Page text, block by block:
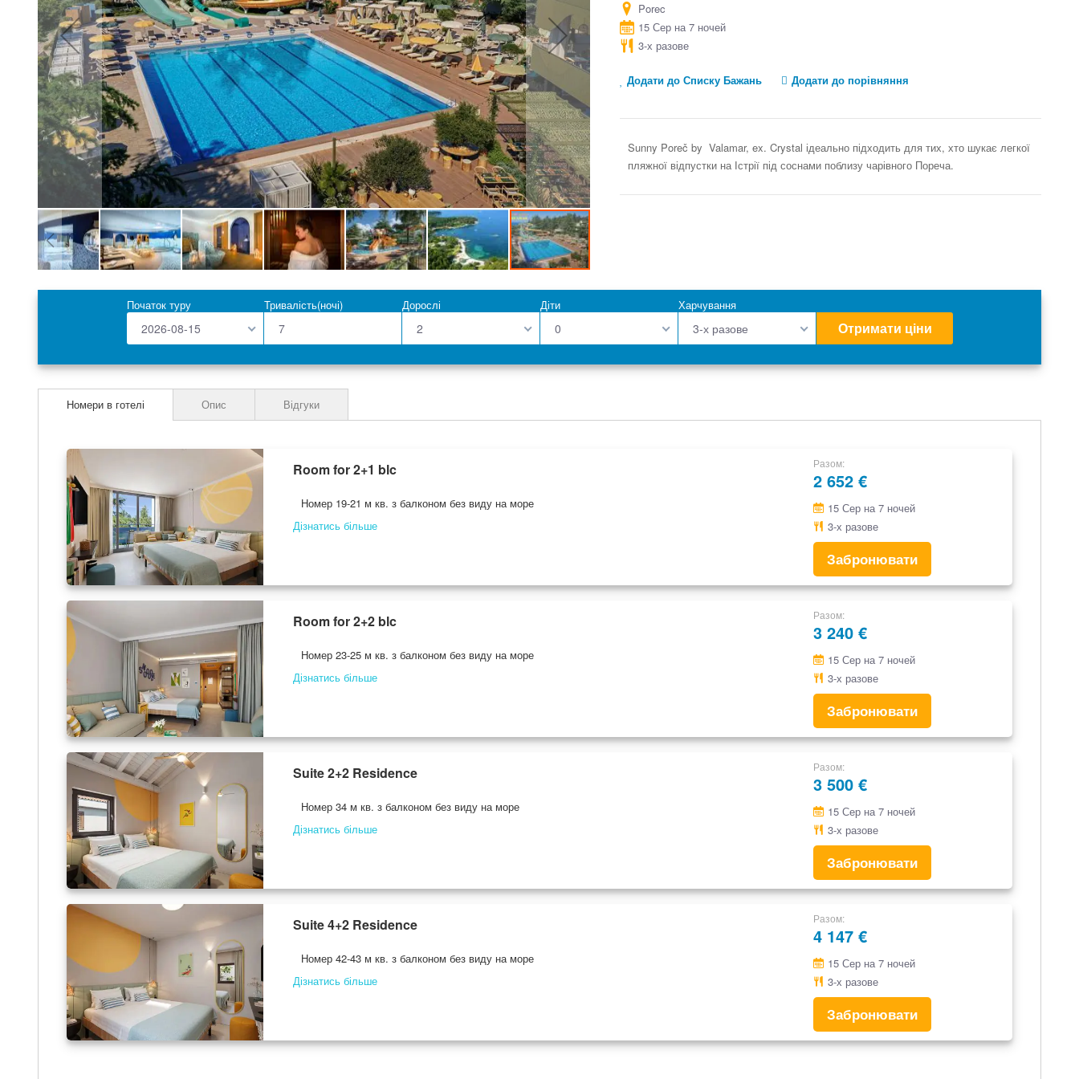
Porec
15 Сер на 7 ночей
3-х разове
Додати до Списку Бажань Додати до порівняння
Sunny Poreč by Valamar, ex. Crystal ідеально підходить для тих, хто шукає легкої
пляжної відпустки на Істрії під соснами поблизу чарівного Пореча.
to
images
Початок туру
2026-08-15
Тривалість(ночі) Дорослі
2
Діти
0
Харчування
3-х разове Отримати ціни
Номери в готелі
Room for 2+1 blc
Номер 19-21 м кв. з балконом без виду на море
Дізнатись більше
Разом
2 652 €
15 Сер на 7 ночей
3-х разове
Забронювати
Room for 2+2 blc
Номер 23-25 м кв. з балконом без виду на море
Дізнатись більше
Разом
3 240 €
15 Сер на 7 ночей
3-х разове
Забронювати
Suite 2+2 Residence
Номер 34 м кв. з балконом без виду на море
Дізнатись більше
Разом
3 500 €
15 Сер на 7 ночей
3-х разове
Забронювати
Suite 4+2 Residence
Номер 42-43 м кв. з балконом без виду на море
Дізнатись більше
Разом
4 147 €
15 Сер на 7 ночей
3-х разове
Забронювати
Опис Відгуки